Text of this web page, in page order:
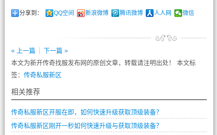
分享到： QQ空间 新浪微博 腾讯微博 人人网 微信
« 上一篇
下一篇 »
本文为新开传奇找服发布网的原创文章，转载请注明出处！ 本文标
签： 传奇私服新区
相关推荐
传奇私服新区开服在即，如何快速升级获取顶级装备？
传奇私服新区刚开一秒如何快速升级与获取顶级装备？